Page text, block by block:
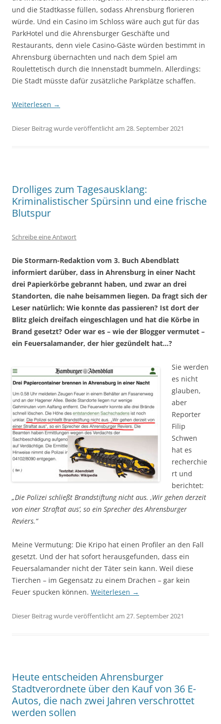
und die Stadtkasse füllen, sodass Ahrensburg florieren
würde. Und ein Casino im Schloss wäre auch gut für das
ParkHotel und die Ahrensburger Geschäfte und
Restaurants, denn viele Casino-Gäste würden bestimmt in
Ahrensburg übernachten und nach dem Spiel am
Roulettetisch durch die Innenstadt bummeln. Allerdings:
Die Stadt müsste dafür zusätzliche Parkplätze schaffen.
Weiterlesen →
Dieser Beitrag wurde veröffentlicht am 28. September 2021
Drolliges zum Tagesausklang:
Kriminalistischer Spürsinn und eine frische
Blutspur
Schreibe eine Antwort
Die Stormarn-Redaktion vom 3. Buch Abendblatt
informiert darüber, dass in Ahrensburg in einer Nacht
drei Papierkörbe gebrannt haben, und zwar an drei
Standorten, die nahe beisammen liegen. Da fragt sich der
Leser natürlich: Wie konnte das passieren? Ist dort der
Blitz gleich dreifach eingeschlagen und hat die Körbe in
Brand gesetzt? Oder war es – wie der Blogger vermutet –
ein Feuersalamander, der hier gezündelt hat…?
Sie werden
es nicht
glauben,
aber
Reporter
Filip
Schwen
hat es
recherchie
rt und
berichtet:
„Die Polizei schließt Brandstiftung nicht aus. ‚Wir gehen derzeit
von einer Straftat aus‘, so ein Sprecher des Ahrensburger
Reviers.“
Meine Vermutung: Die Kripo hat einen Profiler an den Fall
gesetzt. Und der hat sofort herausgefunden, dass ein
Feuersalamander nicht der Täter sein kann. Weil diese
Tierchen – im Gegensatz zu einem Drachen – gar kein
Feuer spucken können. Weiterlesen →
Dieser Beitrag wurde veröffentlicht am 27. September 2021
Heute entscheiden Ahrensburger
Stadtverordnete über den Kauf von 36 E-
Autos, die nach zwei Jahren verschrottet
werden sollen